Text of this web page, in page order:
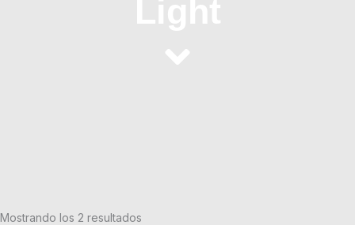
Mostrando los 2 resultados